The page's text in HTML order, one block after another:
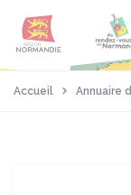
contenu
pied
Accueil Annuaire
Panneau de